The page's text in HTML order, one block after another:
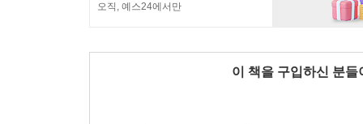
오직, 예스24에서만
이 책을 구입하신 분